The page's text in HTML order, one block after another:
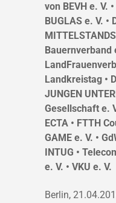
von BEVH e. V.
BUGLAS e. V. •
Bauernverband
Landkreistag •
JUNGEN
Gesellschaft e.
ECTA • FTTH
GAME e. V. •
INTUG •
e. V. • VKU e. V.
Berlin,